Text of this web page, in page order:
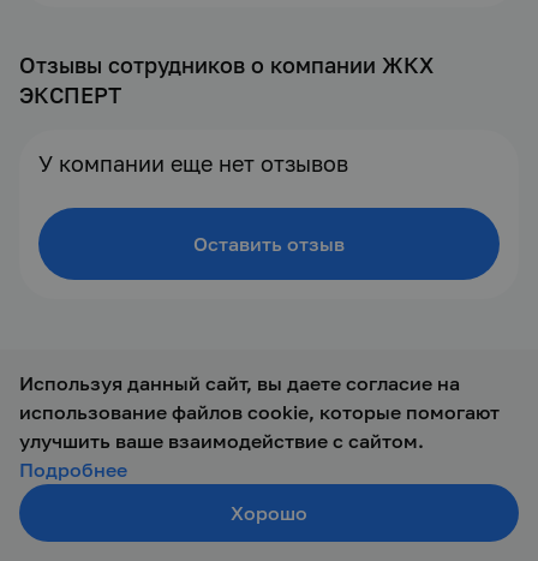
Отзывы сотрудников о компании ЖКХ
ЭКСПЕРТ
У компании еще нет отзывов
Оставить отзыв
© 2019 — 2026 ООО Талант-М
Используя данный сайт, вы даете согласие на
использование файлов cookie, которые помогают
улучшить ваше взаимодействие с сайтом.
Подробнее
Хорошо